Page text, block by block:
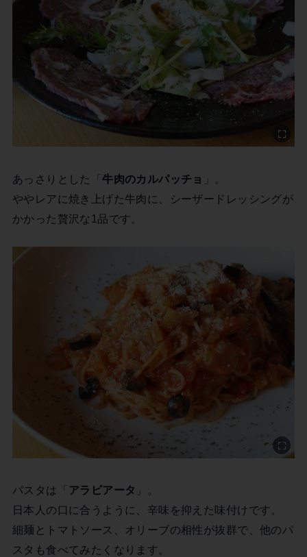
あっさりとした「牛肉のカルパッチョ
ややレアに焼き上げた牛肉に、シーザードレッシングが
かかった贅沢な1品です。
パスタは「 アラビアータ
」。
日本人の口に合うように、辛味を抑えた味付けです。
細麺とトマトソース、オリーブの相性が抜群で、他のパ
スタも食べてみたくなります。